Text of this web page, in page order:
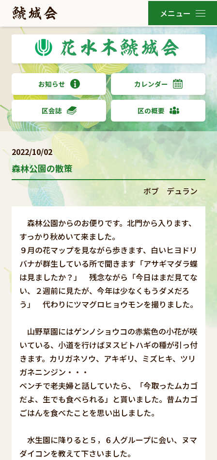
お知らせ カレンダー
区会誌 区の概要
2022/10/02
森林公園の散策
ボブ デュラン
森林公園からのお便りです。北門から入ります、
すっかり秋めいて来ました。
９月の花マップを見ながら歩きます、白いヒヨドリ
バナが群生している所で聞きます「アサギマダラ蝶
は見ましたか？」 残念ながら「今日はまだ見てな
い、２週前に見たが、今年は少なくもうダメだろ
う」 代わりにツマグロヒョウモンを撮りました。
山野草園にはゲンノショウコの赤紫色の小花が咲
いている、小道を行けばヌスビトハギの種が引っ付
きます。カリガネソウ、アキギリ、ミズヒキ、ツリ
ガネニンジン・・・
ベンチで老夫婦と話していたら、「今取ったムカゴ
だよ、生でも食べられる」と貰いました。昔ムカゴ
ごはんを食べたことを思い出しました。
水生園に降りると５，６人グループに会い、ヌマ
ダイコンを教えて下さいました。